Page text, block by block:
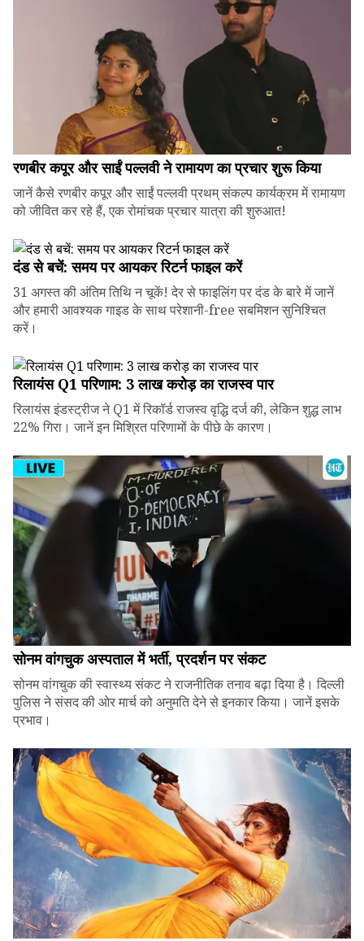
रणबीर कपूर और साईं पल्लवी ने रामायण का प्रचार शुरू किया
जानें कैसे रणबीर कपूर और साईं पल्लवी प्रथम् संकल्प कार्यक्रम में रामायण
को जीवित कर रहे हैं, एक रोमांचक प्रचार यात्रा की शुरुआत!
दंड से बचें: समय पर आयकर रिटर्न फाइल करें
31 अगस्त की अंतिम तिथि न चूकें! देर से फाइलिंग पर दंड के बारे में जानें
और हमारी आवश्यक गाइड के साथ परेशानी-free सबमिशन सुनिश्चित
करें।
रिलायंस Q1 परिणाम: ₹3 लाख करोड़ का राजस्व पार
रिलायंस इंडस्ट्रीज ने Q1 में रिकॉर्ड राजस्व वृद्धि दर्ज की, लेकिन शुद्ध लाभ
22% गिरा। जानें इन मिश्रित परिणामों के पीछे के कारण।
सोनम वांगचुक अस्पताल में भर्ती, प्रदर्शन पर संकट
सोनम वांगचुक की स्वास्थ्य संकट ने राजनीतिक तनाव बढ़ा दिया है। दिल्ली
पुलिस ने संसद की ओर मार्च को अनुमति देने से इनकार किया। जानें इसके
प्रभाव।